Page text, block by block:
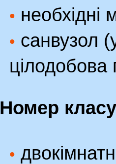
• необхідні
• санвузол
Номер
•